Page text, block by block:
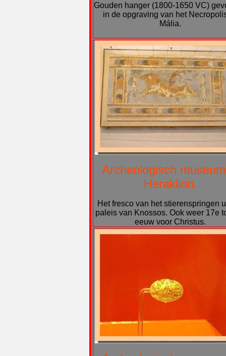
Gouden hanger (1800-1650 VC)
in de opgraving van het
Mália.
Archeologisch
Heraklion.
Het fresco van het stierenspringen
paleis van Knossos. Ook weer 17e
eeuw voor Christus.